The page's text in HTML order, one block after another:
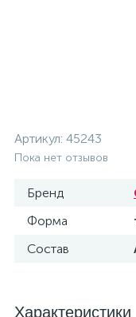
Артикул: 45243
Пока нет отзывов
Бренд
Форма
Состав
Характеристики